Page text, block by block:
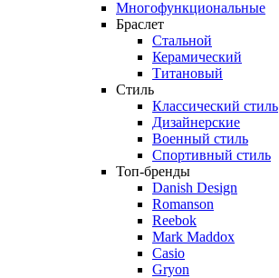
Многофункциональные
Браслет
Стальной
Керамический
Титановый
Стиль
Классический стиль
Дизайнерские
Военный стиль
Спортивный стиль
Топ-бренды
Danish Design
Romanson
Reebok
Mark Maddox
Casio
Gryon